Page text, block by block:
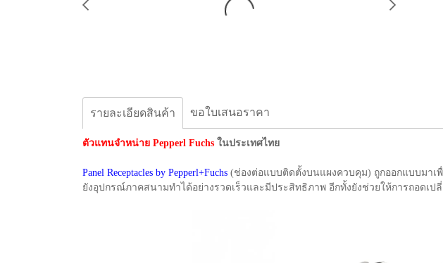
รายละเอียดสินค้า ขอใบเสนอราคา
ตัวแทนจำหน่าย Pepperl Fuchs ในประเทศไทย
Panel Receptacles by Pepperl+Fuchs (ช่องต่อแบบติดตั้งบนแผงควบคุม) ถูกออกแบบมา
ยังอุปกรณ์ภาคสนามทำได้อย่างรวดเร็วและมีประสิทธิภาพ อีกทั้งยังช่วยให้การถอดเ